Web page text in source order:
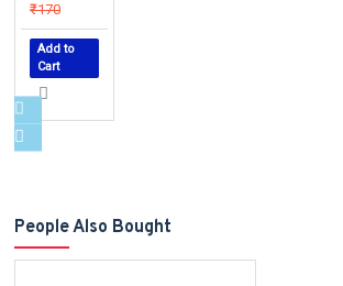
₹170
Add to
Cart
People Also Bought